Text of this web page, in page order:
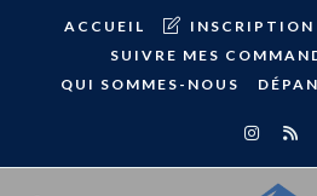
ACCUEIL INSCRIPTION
SUIVRE MES
QUI SOMMES-NOUS